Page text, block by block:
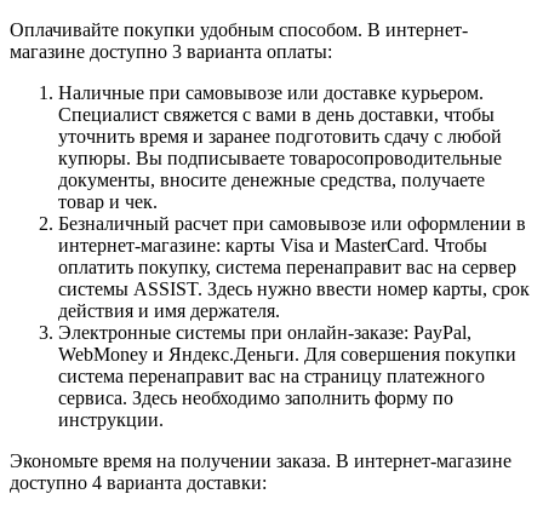
Оплачивайте покупки удобным способом. В интернет-
магазине доступно 3 варианта оплаты:
Наличные при самовывозе или доставке курьером.
Специалист свяжется с вами в день доставки, чтобы
уточнить время и заранее подготовить сдачу с любой
купюры. Вы подписываете товаросопроводительные
документы, вносите денежные средства, получаете
товар и чек.
Безналичный расчет при самовывозе или оформлении в
интернет-магазине: карты Visa и MasterCard. Чтобы
оплатить покупку, система перенаправит вас на сервер
системы ASSIST. Здесь нужно ввести номер карты, срок
действия и имя держателя.
Электронные системы при онлайн-заказе: PayPal,
WebMoney и Яндекс.Деньги. Для совершения покупки
система перенаправит вас на страницу платежного
сервиса. Здесь необходимо заполнить форму по
инструкции.
Экономьте время на получении заказа. В интернет-магазине
доступно 4 варианта доставки: